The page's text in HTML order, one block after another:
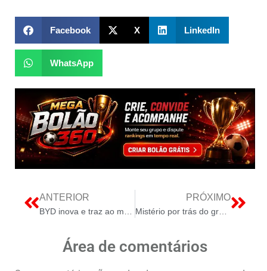
Facebook X LinkedIn
WhatsApp
ANTERIOR PRÓXIMO
Área de comentários